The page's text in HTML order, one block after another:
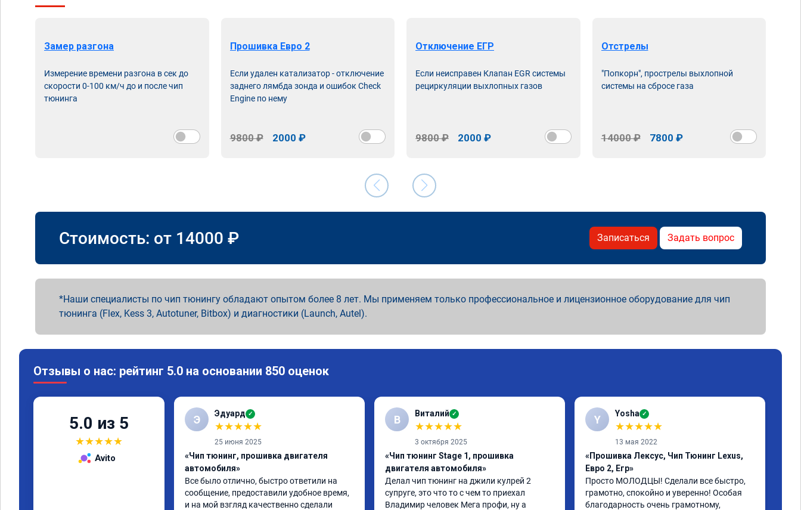
Замер разгона
Измерение времени разгона в сек до
скорости 0-100 км/ч до и после чип
тюнинга
Прошивка Евро 2
Если удален катализатор - отключение
заднего лямбда зонда и ошибок Check
Engine по нему
9800 ₽ 2000 ₽
Отключение ЕГР
Если неисправен Клапан EGR системы
рециркуляции выхлопных газов
9800 ₽ 2000 ₽
Отстрелы
"Попкорн", прострелы выхлопной
системы на сбросе газа
14000 ₽ 7800 ₽
Стоимость: от 14000 ₽ Записаться Задать вопрос
Наши специалисты по чип тюнингу обладают опытом более 8 лет. Мы применяем только профессиональное и лицензионное оборудование для чип
тюнинга (Flex, Kess 3, Autotuner, Bitbox) и диагностики (Launch, Autel).
Отзывы о нас: рейтинг 5.0 на основании 850 оценок
5.0 из 5
★★★★★
Avito
Э Эдуард ✓
★★★★★
25 июня 2025
«Чип тюнинг, прошивка двигателя
автомобиля»
Все было отлично, быстро ответили на
сообщение, предоставили удобное время,
и на мой взгляд качественно сделали
В Виталий ✓
★★★★★
3 октября 2025
«Чип тюнинг Stage 1, прошивка
двигателя автомобиля»
Делал чип тюнинг на джили кулрей 2
супруге, это что то с чем то приехал
Владимир человек Мега профи, ну а
Y Yosha ✓
★★★★★
13 мая 2022
«Прошивка Лексус, Чип Тюнинг Lexus,
Евро 2, Егр»
Просто МОЛОДЦЫ! Сделали все быстро,
грамотно, спокойно и уверенно! Особая
благодарность очень грамотному,